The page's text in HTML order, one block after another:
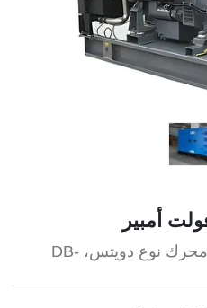
مجموعة مولدات الديزل مع محرك نوع دويتس، DB-